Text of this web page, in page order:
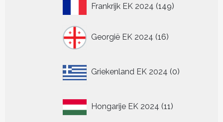
Frankrijk EK 2024 149149
Georgië EK 2024 16
producten
Griekenland EK 2024 0
producten
Hongarije EK 2024 11
producten